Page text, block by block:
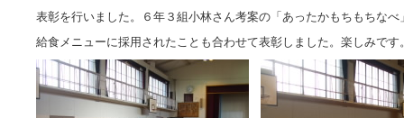
表彰を行いました。６年３組小林さん考案の「あったかもちもちなべ
給食メニューに採用されたことも合わせて表彰しました。楽しみです